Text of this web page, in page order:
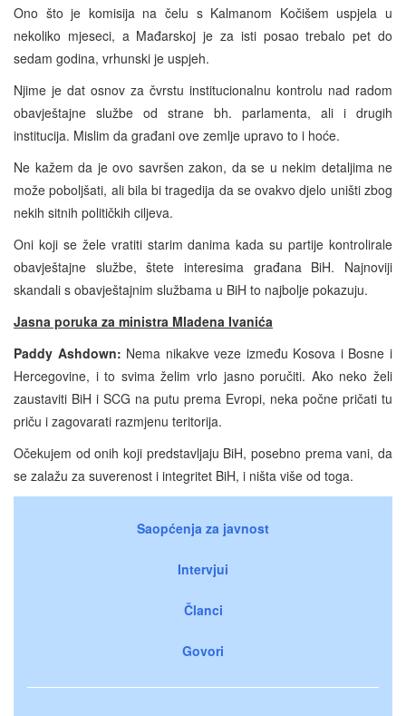
Ono što je komisija na čelu s Kalmanom Kočišem uspjela u
nekoliko mjeseci, a Mađarskoj je za isti posao trebalo pet do
sedam godina, vrhunski je uspjeh.
Njime je dat osnov za čvrstu institucionalnu kontrolu nad radom
obavještajne službe od strane bh. parlamenta, ali i drugih
institucija. Mislim da građani ove zemlje upravo to i hoće.
Ne kažem da je ovo savršen zakon, da se u nekim detaljima ne
može poboljšati, ali bila bi tragedija da se ovakvo djelo uništi zbog
nekih sitnih političkih ciljeva.
Oni koji se žele vratiti starim danima kada su partije kontrolirale
obavještajne službe, štete interesima građana BiH. Najnoviji
skandali s obavještajnim službama u BiH to najbolje pokazuju.
Jasna poruka za ministra Mladena Ivanića
Paddy Ashdown: Nema nikakve veze između Kosova i Bosne i
Hercegovine, i to svima želim vrlo jasno poručiti. Ako neko želi
zaustaviti BiH i SCG na putu prema Evropi, neka počne pričati tu
priču i zagovarati razmjenu teritorija.
Očekujem od onih koji predstavljaju BiH, posebno prema vani, da
se zalažu za suverenost i integritet BiH, i ništa više od toga.
Saopćenja za javnost
Intervjui
Članci
Govori